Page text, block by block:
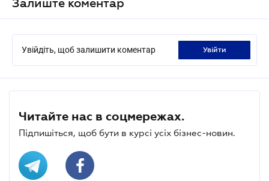
Залиште коментар
Увійдіть, щоб залишити коментар увійти
Читайте нас в соцмережах.
Підпишіться, щоб бути в курсі усіх бізнес-новин.